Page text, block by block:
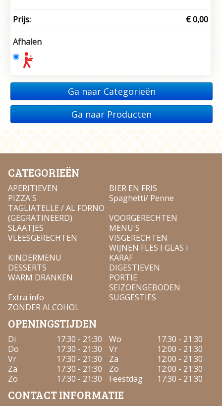
Prijs: € 0,00
Afhalen
Ga naar Categorieën
Ga naar Producten
CATEGORIEËN
APERITIEVEN
BIER EN FRIS
PIZZA'S
Spaghetti/ Penne
TAGLIATELLE / AL FORNO
(GEGRATINEERD)
VOORGERECHTEN
SLAATJES
MENU'S
VLEESGERECHTEN
VISGERECHTEN
KINDERMENU
WIJNEN FLES I GLAS I
KARAF
DESSERTS
DIGESTIEVEN
WARM DRANKEN
PORTIE
Extra info
SEIZOENGEBODEN
SUGGESTIES
ZONDER ALCOHOL
OPENINGSTIJDEN
Di 17:30 - 21:30 Wo
17:30 - 21:30
Do
17:30 - 21:30 Vr
12:00 - 21:30
Vr
17:30 - 21:30 Za
12:00 - 21:30
Za
17:30 - 21:30 Zo
12:00 - 21:30
Zo
17:30 - 21:30 Feestdag 17:30 - 21:30
CONTACT INFORMATIE